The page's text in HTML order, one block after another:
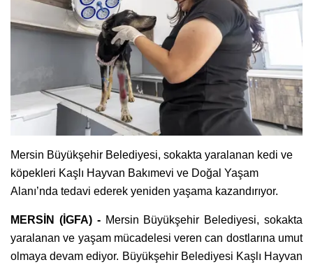
Mersin Büyükşehir Belediyesi, sokakta yaralanan kedi ve
köpekleri Kaşlı Hayvan Bakımevi ve Doğal Yaşam
Alanı’nda tedavi ederek yeniden yaşama kazandırıyor.
MERSİN (İGFA) - Mersin Büyükşehir Belediyesi, sokakta
yaralanan ve yaşam mücadelesi veren can dostlarına umut
olmaya devam ediyor. Büyükşehir Belediyesi Kaşlı Hayvan